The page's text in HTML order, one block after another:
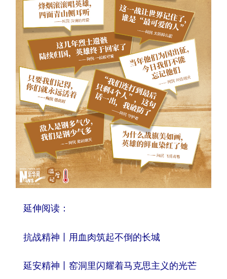
Deutsch Português
延伸阅读：
抗战精神丨用血肉筑起不倒的长城
延安精神丨窑洞里闪耀着马克思主义的光芒